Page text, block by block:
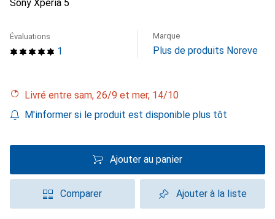
Sony Xperia 5
1
Évaluations Marque
Plus de produits Noreve
Livré entre sam, 26/9 et mer, 14/10
M'informer si le produit est disponible plus tôt
Ajouter au panier
Comparer Ajouter à la liste